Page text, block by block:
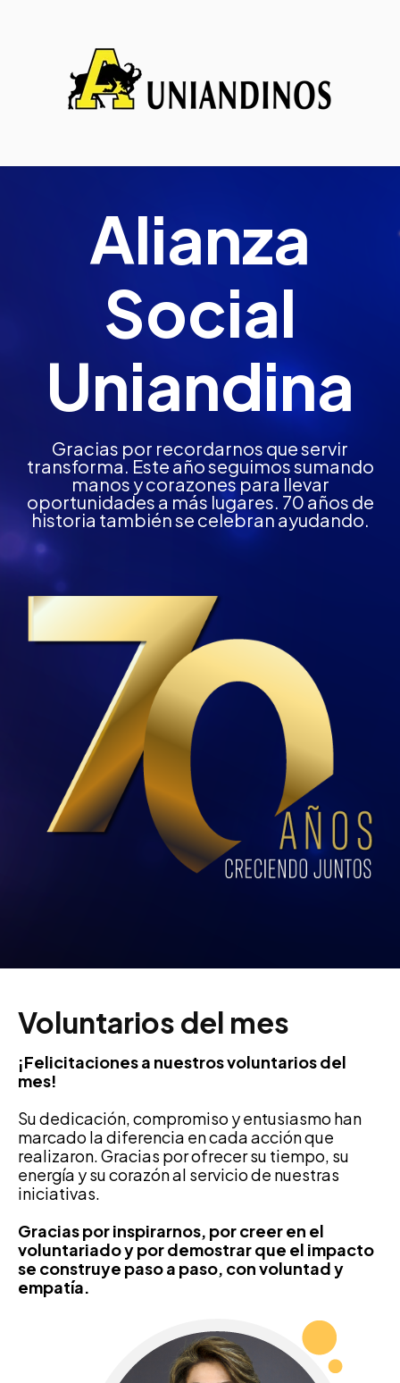
Alianza
Social
Uniandina
Gracias por recordarnos que servir
transforma. Este año seguimos sumando
manos y corazones para llevar
oportunidades a más lugares. 70 años de
historia también se celebran ayudando.
Voluntarios del mes
¡Felicitaciones a nuestros voluntarios del
mes!
Su dedicación, compromiso y entusiasmo han
marcado la diferencia en cada acción que
realizaron. Gracias por ofrecer su tiempo, su
energía y su corazón al servicio de nuestras
iniciativas.
Gracias por inspirarnos, por creer en el
voluntariado y por demostrar que el impacto
se construye paso a paso, con voluntad y
empatía.